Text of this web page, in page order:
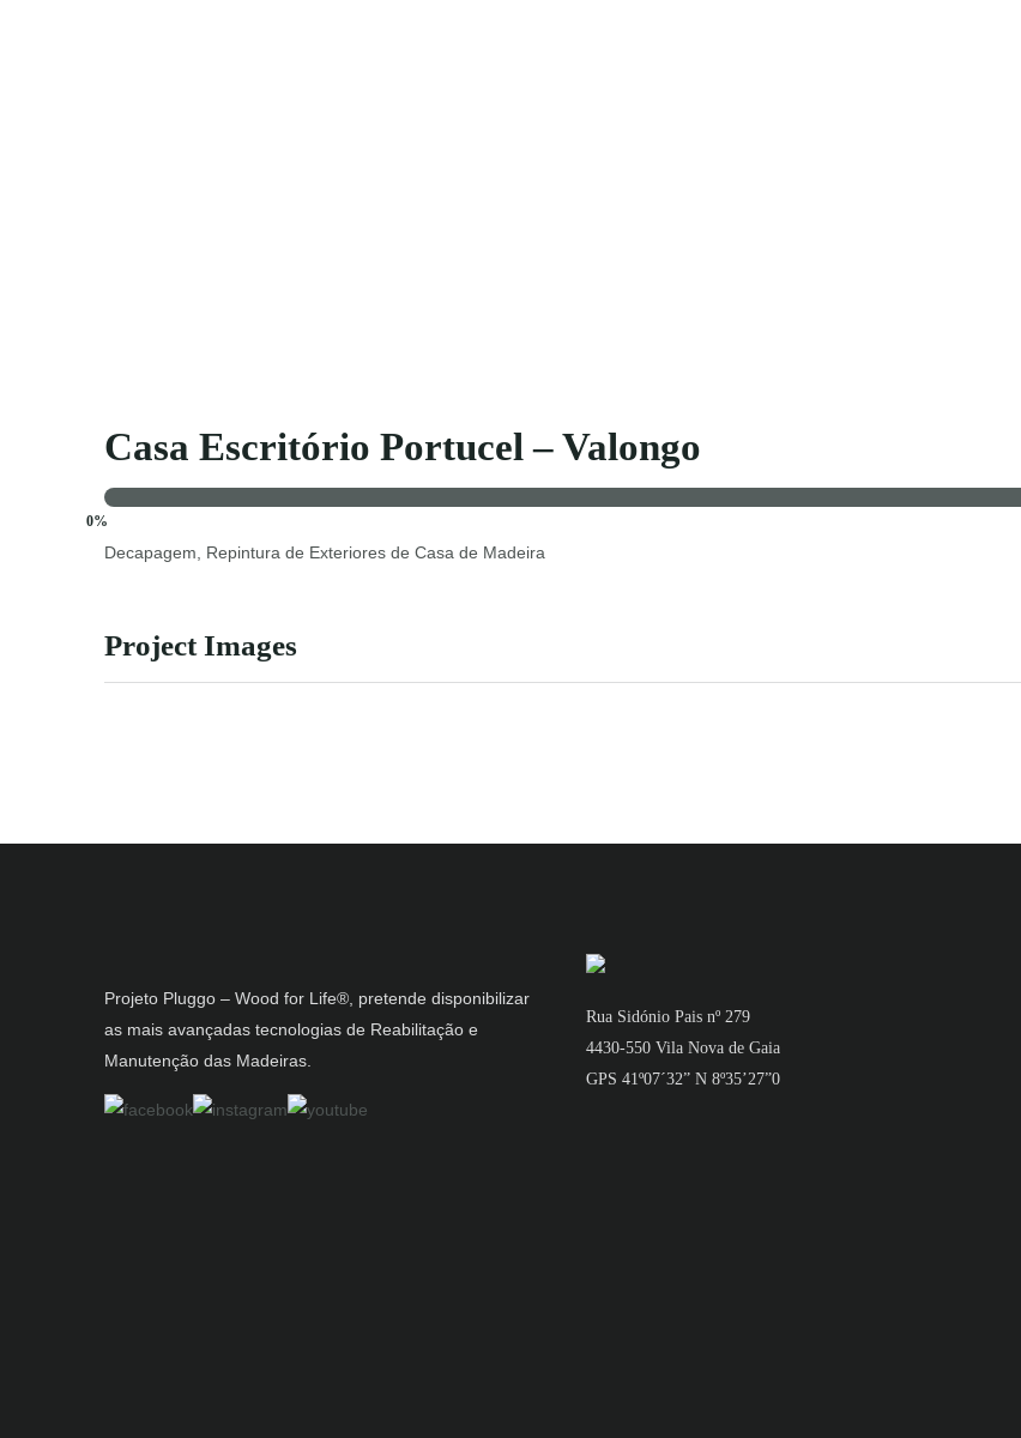
Casa Escritório Portucel – Valongo
0%
Decapagem, Repintura de Exteriores de Casa de Madeira
Project Images
Projeto Pluggo – Wood for Life®, pretende disponibilizar
as mais avançadas tecnologias de Reabilitação e
Manutenção das Madeiras.
Rua Sidónio Pais nº 279
4430-550 Vila Nova de Gaia
GPS 41º07´32” N 8º35’27”0